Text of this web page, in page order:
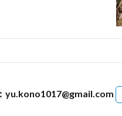
yu.kono1017@gmail.com